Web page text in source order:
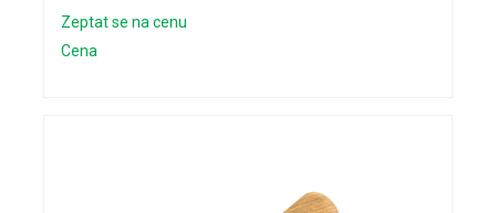
Zeptat se na cenu
Cena